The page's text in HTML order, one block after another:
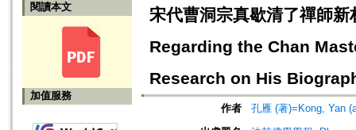
閱讀本文
加值服務
宋代曹洞宗真歇清了禪師
Regarding the Chan
Research on His
作者
孔雁 (著)=Kong, Yan